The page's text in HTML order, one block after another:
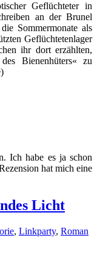
Geflüchteter in
an der Brunel
Sommermonate als
Geflüchtetenlager
ihr dort erzählten,
Bienenhüters« zu
Ich habe es ja schon
hat mich eine
Licht
, Linkparty, Roman